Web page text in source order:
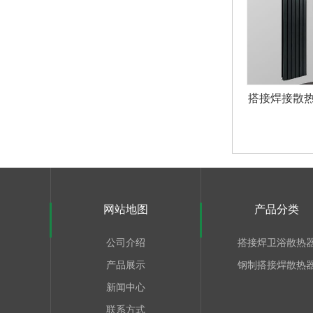
搭接焊接散
网站地图
公司介绍
产品展示
新闻中心
联系方式
产品分类
搭接焊卫浴散热
钢制搭接焊散热